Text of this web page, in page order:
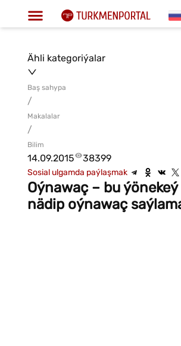
Ähli kategoriýalar
Baş sahypa
/
Makalalar
/
Bilim
14.09.2015 38399
Sosial ulgamda paýlaşmak
Oýnawaç – bu
nädip oýnawaç